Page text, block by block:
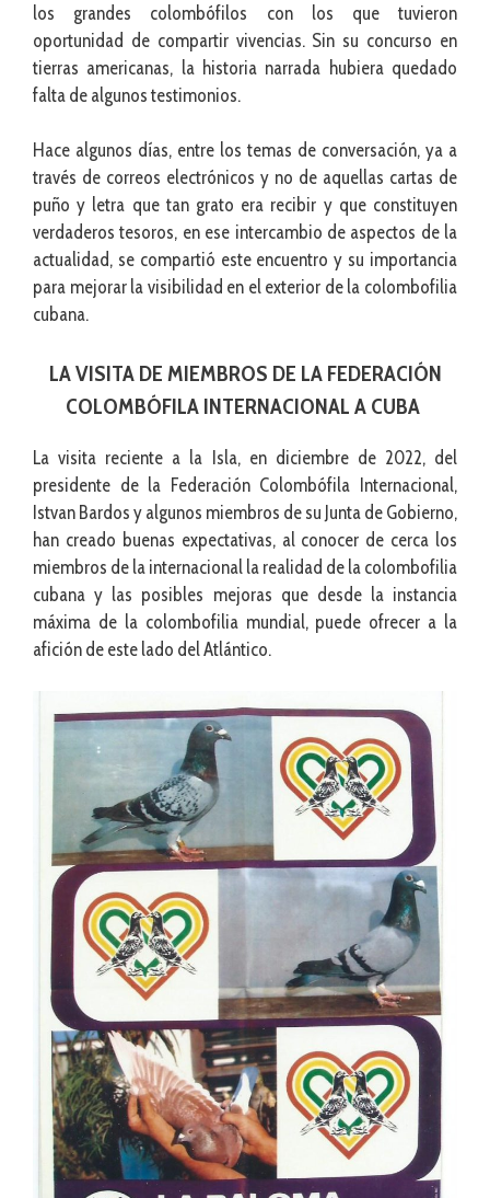
los grandes colombófilos con los que tuvieron
oportunidad de compartir vivencias. Sin su concurso en
tierras americanas, la historia narrada hubiera quedado
falta de algunos testimonios.
Hace algunos días, entre los temas de conversación, ya a
través de correos electrónicos y no de aquellas cartas de
puño y letra que tan grato era recibir y que constituyen
verdaderos tesoros, en ese intercambio de aspectos de la
actualidad, se compartió este encuentro y su importancia
para mejorar la visibilidad en el exterior de la colombofilia
cubana.
LA VISITA DE MIEMBROS DE LA FEDERACIÓN
COLOMBÓFILA INTERNACIONAL A CUBA
La visita reciente a la Isla, en diciembre de 2022, del
presidente de la Federación Colombófila Internacional,
Istvan Bardos y algunos miembros de su Junta de Gobierno,
han creado buenas expectativas, al conocer de cerca los
miembros de la internacional la realidad de la colombofilia
cubana y las posibles mejoras que desde la instancia
máxima de la colombofilia mundial, puede ofrecer a la
afición de este lado del Atlántico.